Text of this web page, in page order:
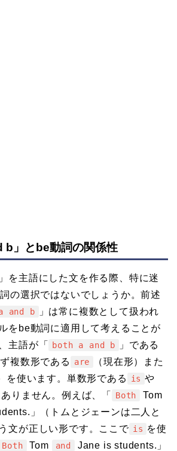
b」とbe動詞の関係性
」を主語にした文を作る際、特に迷
の選択ではないでしょうか。前述
and b
」は常に複数として扱われ
をbe動詞に適用して考えることが
主語が「
both a and b
」である
複数形である
are
（現在形）また
を使います。単数形である is や
りません。例えば、「 Both Tom
」（トムとジェーンは二人と
文が正しい形です。ここで is を使
Both Tom and
Jane is students.」